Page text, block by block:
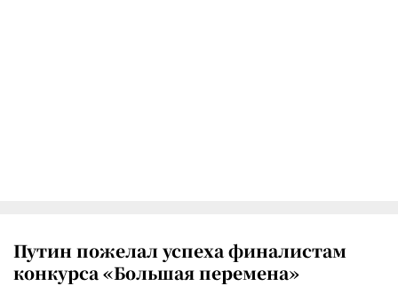
Путин пожелал успеха финалистам
конкурса «Большая перемена»